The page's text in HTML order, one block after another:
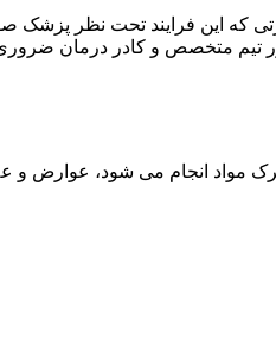
فرایند تحت نظر پزشک
تیم متخصص و کادر درمان
مواد انجام می شود، عوارض و